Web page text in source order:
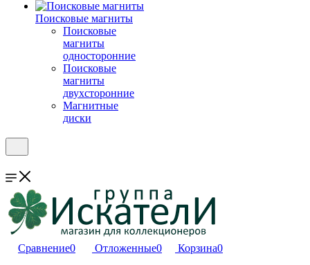
Поисковые магниты
Поисковые
магниты
односторонние
Поисковые
магниты
двухсторонние
Магнитные
диски
Сравнение0 Отложенные0 Корзина0